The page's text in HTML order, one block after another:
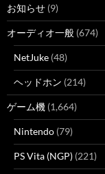
お知らせ (9)
オーディオ一般 (674)
NetJuke (48)
ヘッドホン (214)
ゲーム機 (1,664)
Nintendo (79)
PS Vita (NGP) (221)